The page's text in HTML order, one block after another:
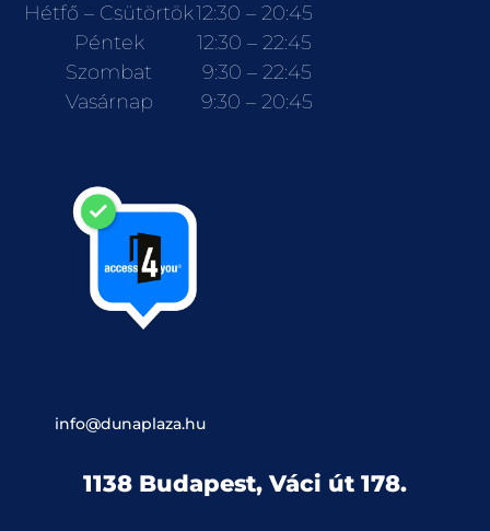
Hétfő – Csütörtök12:30 – 20:45
Péntek
12:30 – 22:45
Szombat
9:30 – 22:45
Vasárnap
9:30 – 20:45
info@dunaplaza.hu
1138 Budapest, Váci út 178.